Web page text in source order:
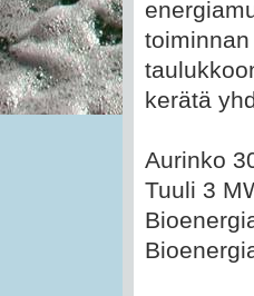
kerätä
Aurinko
Tuuli 3